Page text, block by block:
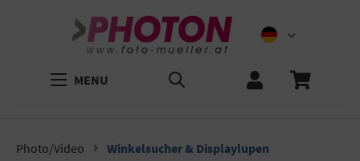
MENU
Photo/Video Winkelsucher & Displaylupen